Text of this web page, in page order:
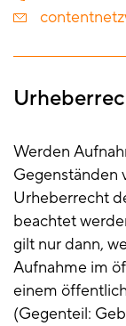
Werden
Gegenständen
Urheberrecht
beachtet
gilt nur dann,
Aufnahme im
einem
(Gegenteil: